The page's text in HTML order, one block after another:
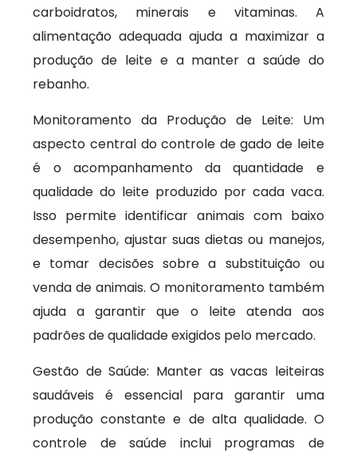
carboidratos, minerais e vitaminas. A
alimentação adequada ajuda a maximizar a
produção de leite e a manter a saúde do
rebanho.
Monitoramento da Produção de Leite: Um
aspecto central do controle de gado de leite
é o acompanhamento da quantidade e
qualidade do leite produzido por cada vaca.
Isso permite identificar animais com baixo
desempenho, ajustar suas dietas ou manejos,
e tomar decisões sobre a substituição ou
venda de animais. O monitoramento também
ajuda a garantir que o leite atenda aos
padrões de qualidade exigidos pelo mercado.
Gestão de Saúde: Manter as vacas leiteiras
saudáveis é essencial para garantir uma
produção constante e de alta qualidade. O
controle de saúde inclui programas de